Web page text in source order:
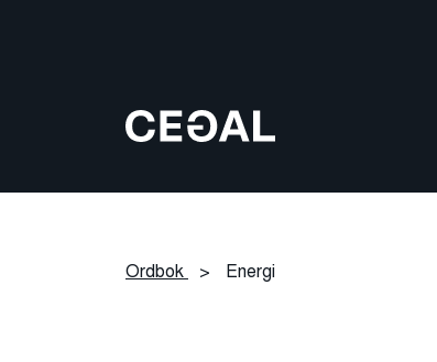
Ordbok > Energi